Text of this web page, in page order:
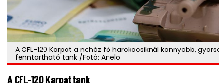
A CFL-120 Karpat a nehéz fő harckocsiknál könnyebb,
fenntartható tank /Fotó: Anelo
A CFL-120 Karpat tank